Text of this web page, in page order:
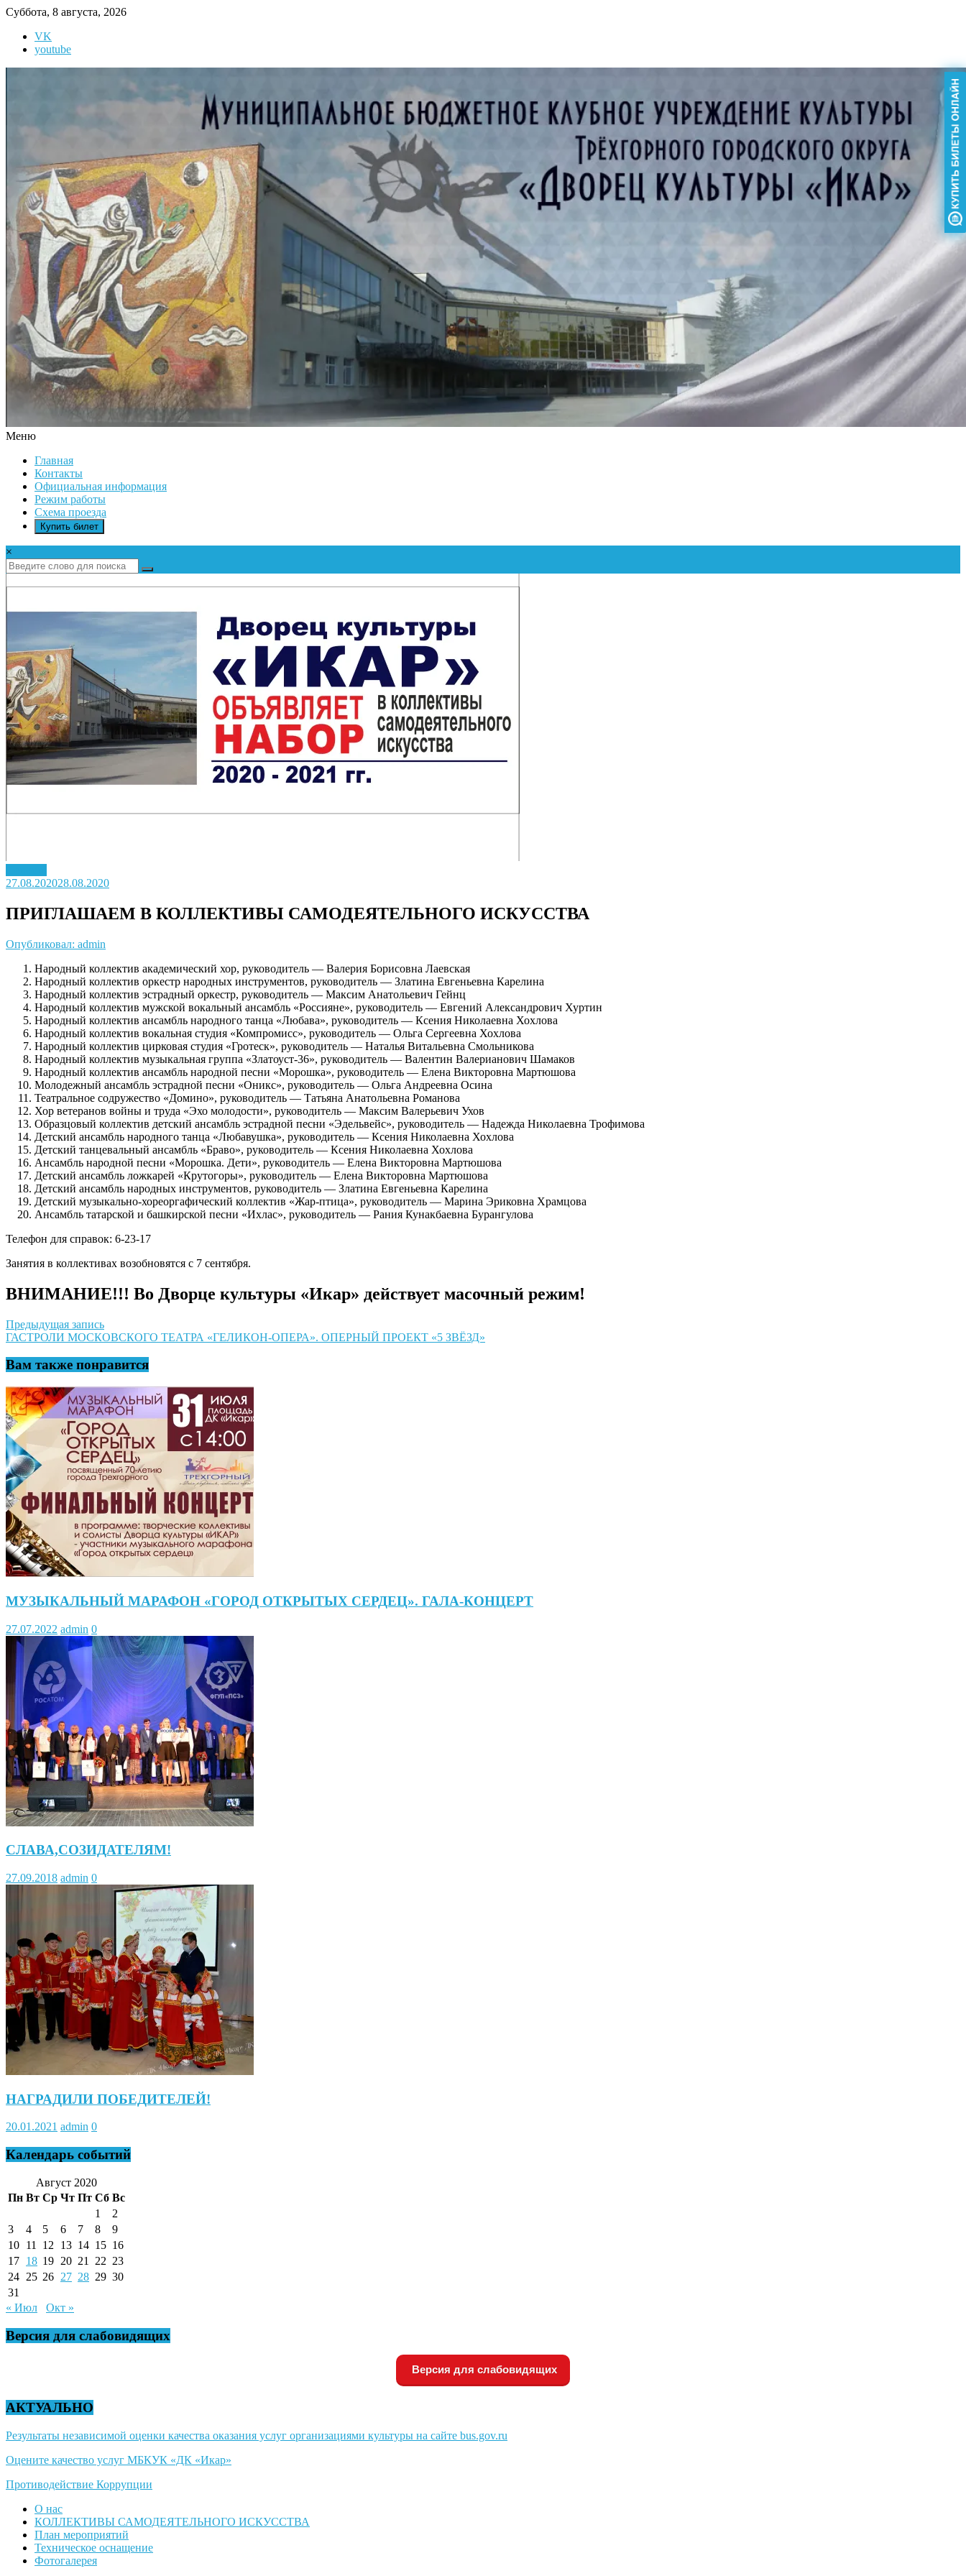
Перейти
содержимому
Суббота, 8 августа, 2026
VK
youtube
ИКАР
Меню
Главная
Контакты
Официальная информация
Режим работы
Схема проезда
Купить билет
×
27.08.202028.08.2020
ПРИГЛАШАЕМ В КОЛЛЕКТИВЫ САМОДЕЯТЕЛЬНОГО ИСКУССТВА
Опубликовал: admin
Народный коллектив академический хор, руководитель — Валерия Борисовна Лаевская
Народный коллектив оркестр народных инструментов, руководитель — Златина Евгеньевна Карелина
Народный коллектив эстрадный оркестр, руководитель — Максим Анатольевич Гейнц
Народный коллектив мужской вокальный ансамбль «Россияне», руководитель — Евгений Александрович Хуртин
Народный коллектив ансамбль народного танца «Любава», руководитель — Ксения Николаевна Хохлова
Народный коллектив вокальная студия «Компромисс», руководитель — Ольга Сергеевна Хохлова
Народный коллектив цирковая студия «Гротеск», руководитель — Наталья Витальевна Смольникова
Народный коллектив музыкальная группа «Златоуст-36», руководитель — Валентин Валерианович Шамаков
Народный коллектив ансамбль народной песни «Морошка», руководитель — Елена Викторовна Мартюшова
Молодежный ансамбль эстрадной песни «Оникс», руководитель — Ольга Андреевна Осина
Театральное содружество «Домино», руководитель — Татьяна Анатольевна Романова
Хор ветеранов войны и труда «Эхо молодости», руководитель — Максим Валерьевич Ухов
Образцовый коллектив детский ансамбль эстрадной песни «Эдельвейс», руководитель — Надежда Николаевна Трофимова
Детский ансамбль народного танца «Любавушка», руководитель — Ксения Николаевна Хохлова
Детский танцевальный ансамбль «Браво», руководитель — Ксения Николаевна Хохлова
Ансамбль народной песни «Морошка. Дети», руководитель — Елена Викторовна Мартюшова
Детский ансамбль ложкарей «Крутогоры», руководитель — Елена Викторовна Мартюшова
Детский ансамбль народных инструментов, руководитель — Златина Евгеньевна Карелина
Детский музыкально-хореоргафический коллектив «Жар-птица», руководитель — Марина Эриковна Храмцова
Ансамбль татарской и башкирской песни «Ихлас», руководитель — Рания Кунакбаевна Бурангулова
Телефон для справок: 6-23-17
Занятия в коллективах возобновятся с 7 сентября.
ВНИМАНИЕ!!! Во Дворце культуры «Икар» действует масочный режим!
Навигация
по
записям
Предыдущая запись
ГАСТРОЛИ МОСКОВСКОГО ТЕАТРА «ГЕЛИКОН-ОПЕРА». ОПЕРНЫЙ ПРОЕКТ «5 ЗВЁЗД»
Вам также понравится
МУЗЫКАЛЬНЫЙ МАРАФОН «ГОРОД ОТКРЫТЫХ СЕРДЕЦ». ГАЛА-КОНЦЕРТ
27.07.2022 admin 0
СЛАВА,СОЗИДАТЕЛЯМ!
27.09.2018 admin 0
НАГРАДИЛИ ПОБЕДИТЕЛЕЙ!
20.01.2021 admin 0
Календарь событий
Август 2020
Пн Вт Ср Чт Пт Сб Вс
1
2
3
4 5 6 7 8
9
10 11 12 13 14 15 16
17 18 19 20 21 22 23
24 25 26 27 28 29 30
31
« Июл
Окт »
Версия для слабовидящих
Версия для слабовидящих
АКТУАЛЬНО
Результаты независимой оценки качества оказания услуг организациями культуры на сайте bus.gov.ru
Оцените качество услуг МБКУК «ДК «Икар»
Противодействие Коррупции
О нас
КОЛЛЕКТИВЫ САМОДЕЯТЕЛЬНОГО ИСКУССТВА
План мероприятий
Техническое оснащение
Фотогалерея